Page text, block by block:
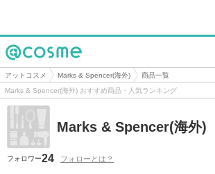
@cosme
アットコスメ Marks & Spencer(海外)
商品一覧
Marks & Spencer(海外) おすすめ商品・人気ランキング
Marks & Spencer(海外)
フォロワー24 フォローとは？